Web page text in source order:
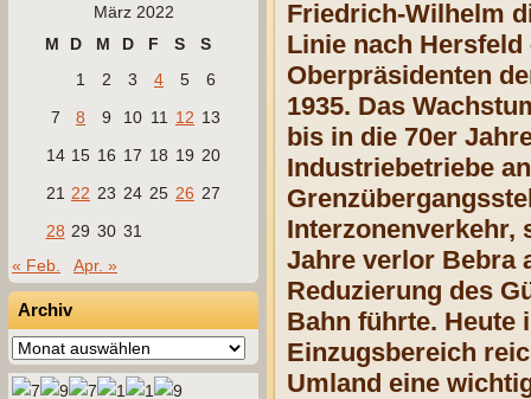
März 2022
M
D M D F S
S
1
2 3 4 5
6
7
8 9 10 11 12 13
14 15 16 17 18 19 20
21 22 23 24 25 26 27
28 29 30 31
« Feb.
Apr. »
Archiv
Archiv
Friedrich-Wilhelm
Linie nach
Oberpräsidenten
1935. Das
bis in die 70er
Industriebetriebe
Interzonenverkehr,
Jahre verlor Bebra
Reduzierung des
Bahn führte.
Einzugsbereich
Umland eine